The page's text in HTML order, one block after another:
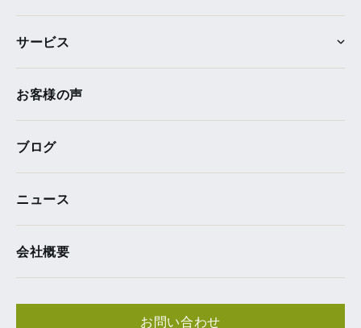
サービス
お客様の声
ブログ
ニュース
会社概要
お問い合わせ